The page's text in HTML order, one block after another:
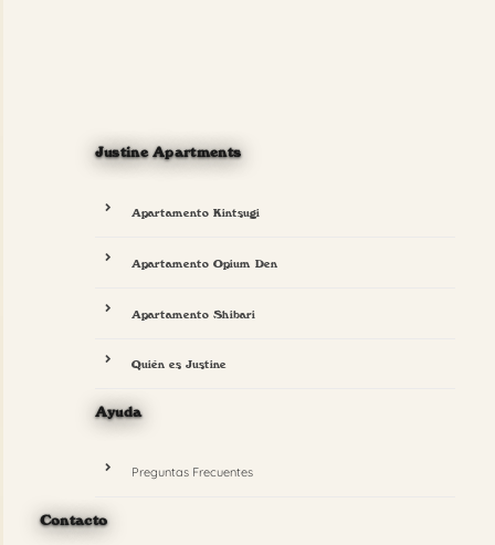
Justine Apartments
Apartamento Kintsugi
Apartamento Opium Den
Apartamento Shibari
Quién es Justine
Ayuda
Preguntas Frecuentes
Contacto